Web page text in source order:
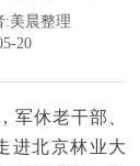
:美晨整理
20
军休老干部、
进北京林业大